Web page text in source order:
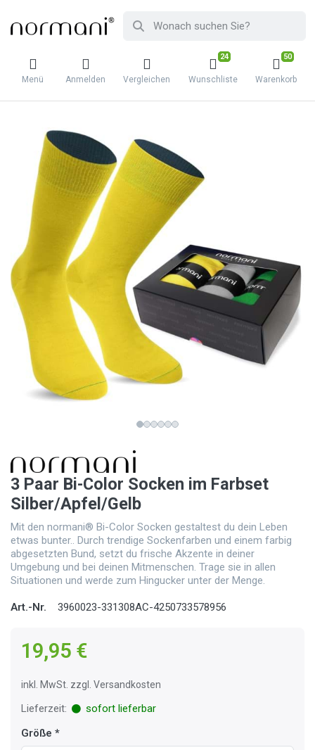
Menü Anmelden Vergleichen
24
Wunschliste
50
Warenkorb
3 Paar Bi-Color Socken im Farbset
Silber/Apfel/Gelb
Mit den normani® Bi-Color Socken gestaltest du dein Leben
etwas bunter.. Durch trendige Sockenfarben und einem farbig
abgesetzten Bund, setzt du frische Akzente in deiner
Umgebung und bei deinen Mitmenschen. Trage sie in allen
Situationen und werde zum Hingucker unter der Menge.
Art.-Nr. 3960023-331308AC-4250733578956
19,95 €
inkl. MwSt. zzgl. Versandkosten
Lieferzeit:
sofort lieferbar
Größe